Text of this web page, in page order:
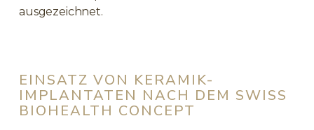
ausgezeichnet.
EINSATZ VON KERAMIK-
IMPLANTATEN NACH DEM SWISS
BIOHEALTH CONCEPT